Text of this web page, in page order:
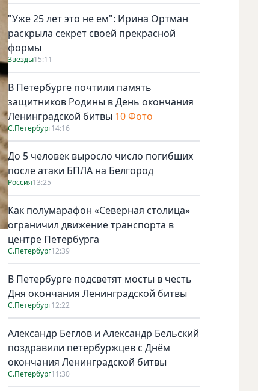
"Уже 25 лет это не ем": Ирина Ортман
раскрыла секрет своей прекрасной
формы
Звезды15:11
В Петербурге почтили память
защитников Родины в День окончания
Ленинградской битвы 10 Фото
С.Петербург14:16
До 5 человек выросло число погибших
после атаки БПЛА на Белгород
Россия13:25
Как полумарафон «Северная столица»
ограничил движение транспорта в
центре Петербурга
С.Петербург12:39
В Петербурге подсветят мосты в честь
Дня окончания Ленинградской битвы
С.Петербург12:22
Александр Беглов и Александр Бельский
поздравили петербуржцев с Днём
окончания Ленинградской битвы
С.Петербург11:30